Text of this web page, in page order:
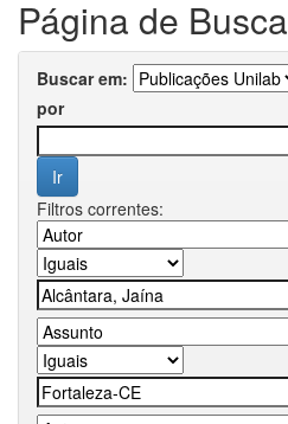
Página de Busca
Buscar em:
por
Filtros correntes: